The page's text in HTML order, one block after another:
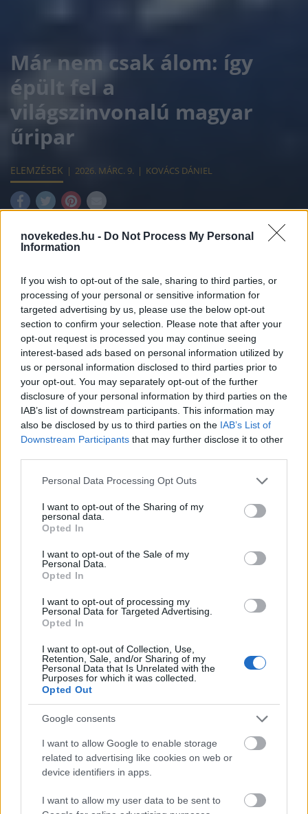
novekedes.hu - Do Not Process My Personal
Information
If you wish to opt-out of the sale, sharing to third parties, or
processing of your personal or sensitive information for
targeted advertising by us, please use the below opt-out
section to confirm your selection. Please note that after your
opt-out request is processed you may continue seeing
interest-based ads based on personal information utilized by
us or personal information disclosed to third parties prior to
your opt-out. You may separately opt-out of the further
disclosure of your personal information by third parties on the
IAB’s list of downstream participants. This information may
also be disclosed by us to third parties on the IAB’s List of
Downstream Participants that may further disclose it to other
Please note that this website/app uses one or more Google
not limited to your visit or usage behaviour. You may click to
grant or deny consent to Google and its third-party tags to
use your data for below specified purposes in below Google
consent section.
Personal Data Processing Opt Outs
I want to opt-out of the Sharing of my
personal data.
Opted In
I want to opt-out of the Sale of my
Personal Data.
Opted In
I want to opt-out of processing my
Personal Data for Targeted Advertising.
Opted In
I want to opt-out of Collection, Use,
Retention, Sale, and/or Sharing of my
Personal Data that Is Unrelated with the
Purposes for which it was collected.
Opted Out
Google consents
I want to allow Google to enable storage
related to advertising like cookies on web or
device identifiers in apps.
I want to allow my user data to be sent to
Már nem csak álom: így
épült fel a
világszinvonalú magyar
űripar
ELEMZÉSEK 2026. MÁRC. 9. KOVÁCS DÁNIEL
1946-ban radarjelet küldtünk a Holdra, ma
pedig magyar kísérleteket végeznek a
világűrben. De mit keres egy közép-európai
állam a világűr geopolitikai sakktábláján? A
belépési küszöb alacsonyabb, a tét viszont
nagyobb lett időközben. Így a kérdés ma
már nem az, hogy Magyarország
megengedheti-e magának az űr
meghódítását, hanem az, hogy
megengedhetjük-e magunknak azt, hogy
A napokban rendezték meg Londonban a
kontinens legrangosabb űrtechnológiai
szakmai fórumának számít.
Nem kis nemzeti büszkeségre ad okot,
hogy ezen a rangos eseményen
Magyarország erős szakmai küldöttséggel
képviseltette magát.
A HUNOR-program keretében az űrállomáson
végzett kísérletekről Kapu Tibor kutatóűrhajós
tartott előadást, aki Tim Peake brit űrhajóssal